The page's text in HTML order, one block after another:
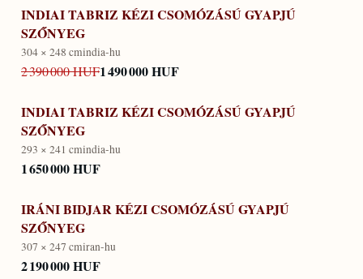
INDIAI TABRIZ KÉZI CSOMÓZÁSÚ GYAPJÚ
SZŐNYEG
304 × 248 cmindia-hu
2 390 000 HUF1 490 000 HUF
INDIAI TABRIZ KÉZI CSOMÓZÁSÚ GYAPJÚ
SZŐNYEG
293 × 241 cmindia-hu
1 650 000 HUF
IRÁNI BIDJAR KÉZI CSOMÓZÁSÚ GYAPJÚ
SZŐNYEG
307 × 247 cmiran-hu
2 190 000 HUF